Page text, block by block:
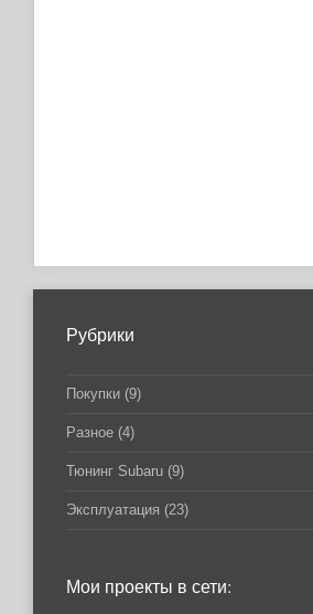
Рубрики
Покупки (9)
Разное (4)
Тюнинг Subaru (9)
Эксплуатация (23)
Мои проекты в сети: